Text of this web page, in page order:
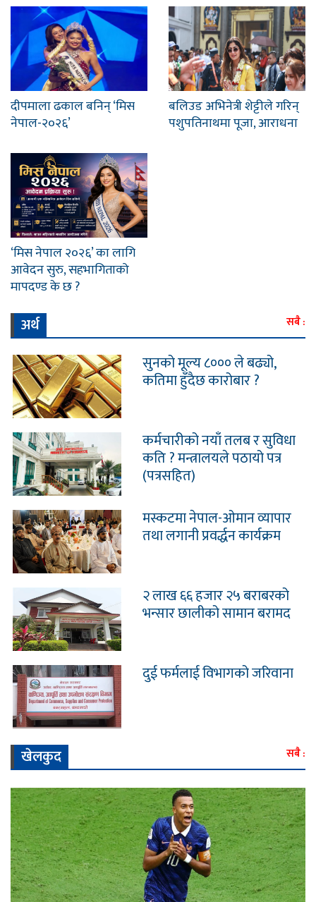
दीपमाला ढकाल बनिन् ‘मिस
नेपाल-२०२६’
बलिउड अभिनेत्री शेट्टीले गरिन्
पशुपतिनाथमा पूजा, आराधना
‘मिस नेपाल २०२६’ का लागि
आवेदन सुरु, सहभागिताको
मापदण्ड के छ ?
अर्थ सबै :
सुनको मूल्य ८००० ले बढ्यो,
कतिमा हुँदैछ कारोबार ?
कर्मचारीको नयाँ तलब र सुविधा
कति ? मन्त्रालयले पठायो पत्र
(पत्रसहित)
मस्कटमा नेपाल-ओमान व्यापार
तथा लगानी प्रवर्द्धन कार्यक्रम
२ लाख ६६ हजार २५ बराबरको
भन्सार छालीको सामान बरामद
दुई फर्मलाई विभागको जरिवाना
खेलकुद सबै :